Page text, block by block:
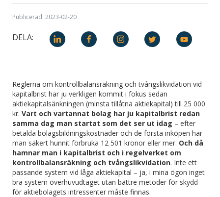
Publicerad: 2023-02-20
DELA:
Reglerna om kontrollbalansräkning och tvångslikvidation vid
kapitalbrist har ju verkligen kommit i fokus sedan
aktiekapitalsänkningen (minsta tillåtna aktiekapital) till 25 000
kr. Vart och vartannat bolag har ju kapitalbrist redan
samma dag man startat som det ser ut idag – efter
betalda bolagsbildningskostnader och de första inköpen har
man säkert hunnit förbruka 12 501 kronor eller mer. Och då
hamnar man i kapitalbrist och i regelverket om
kontrollbalansräkning och tvångslikvidation. Inte ett
passande system vid låga aktiekapital – ja, i mina ögon inget
bra system överhuvudtaget utan bättre metoder för skydd
för aktiebolagets intressenter måste finnas.